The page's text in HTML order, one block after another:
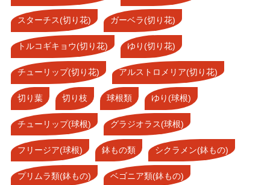
スターチス(切り花) ガーベラ(切り花)
トルコギキョウ(切り花) ゆり(切り花)
チューリップ(切り花) アルストロメリア(切り花)
切り葉 切り枝 球根類 ゆり(球根)
チューリップ(球根) グラジオラス(球根)
フリージア(球根) 鉢もの類 シクラメン(鉢もの)
プリムラ類(鉢もの) ベゴニア類(鉢もの)